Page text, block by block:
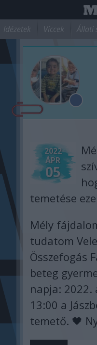
Idézetek Viccek Állati
2022
ÁPR
05
temetése
Mély
tudatom
Összefogás
beteg
napja: 2022.
13:00 a
temető. 🖤